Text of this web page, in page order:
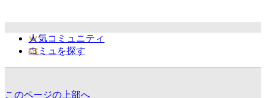
人気コミュニティ
コミュを探す
このページの上部へ